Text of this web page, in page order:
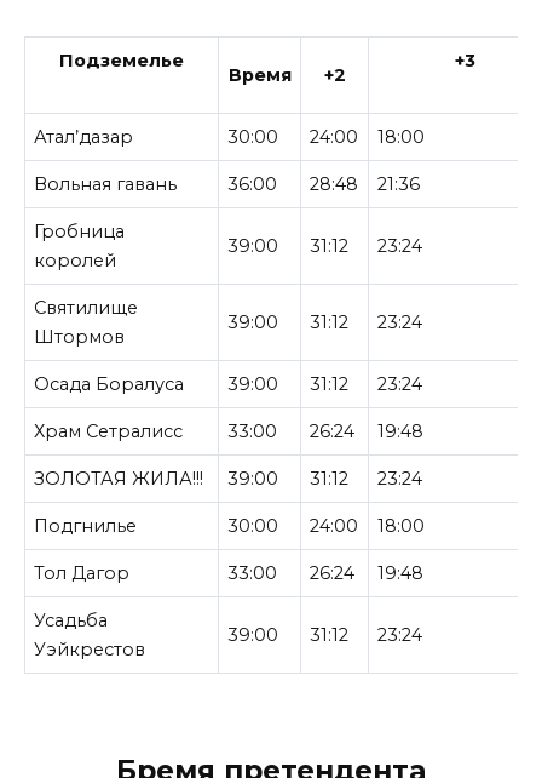
Подземелье
Время +2
+3
Атал’дазар 30:00 24:00 18:00
Вольная гавань 36:00 28:48 21:36
Гробница
королей
39:00 31:12 23:24
Святилище
Штормов
39:00 31:12 23:24
Осада Боралуса 39:00 31:12 23:24
Храм Сетралисс 33:00 26:24 19:48
ЗОЛОТАЯ ЖИЛА!!! 39:00 31:12 23:24
Подгнилье 30:00 24:00 18:00
Тол Дагор 33:00 26:24 19:48
Усадьба
Уэйкрестов
39:00 31:12 23:24
Бремя претендента